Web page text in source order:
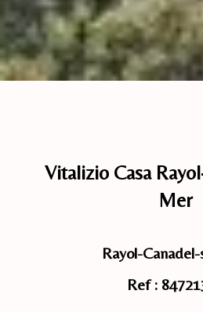
Vitalizio Casa
Mer
Rayol-
Ref :